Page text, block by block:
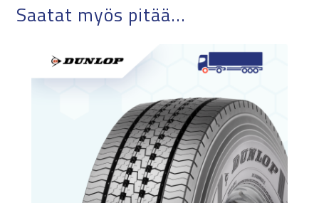
Saatat myös pitää...